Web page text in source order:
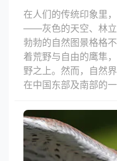
在人们的传统印象里
——灰色的天空、林立
勃勃的自然图景格格
着荒野与自由的鹰隼
野之上。然而，自然
在中国东部及南部的